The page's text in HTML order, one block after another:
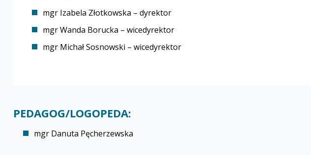
mgr Izabela Złotkowska – dyrektor
mgr Wanda Borucka – wicedyrektor
mgr Michał Sosnowski – wicedyrektor
PEDAGOG/LOGOPEDA:
mgr Danuta Pęcherzewska